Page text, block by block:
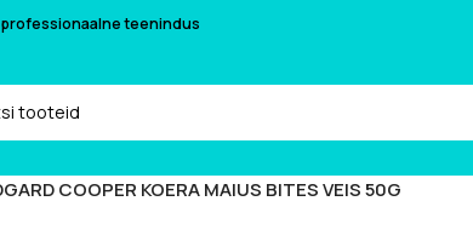
professionaalne teenindus
COOPER KOERA MAIUS BITES VEIS 50G